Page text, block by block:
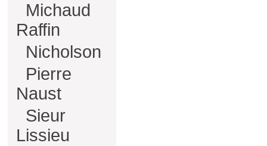
Michaud
Raffin
Nicholson
Pierre
Naust
Sieur
Lissieu